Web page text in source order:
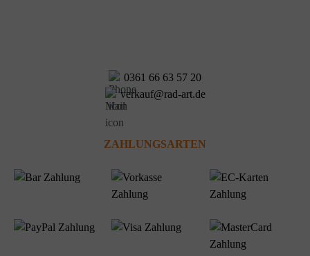
ZAHLUNGSARTEN
0361 66 63 57 20
verkauf@rad-art.de